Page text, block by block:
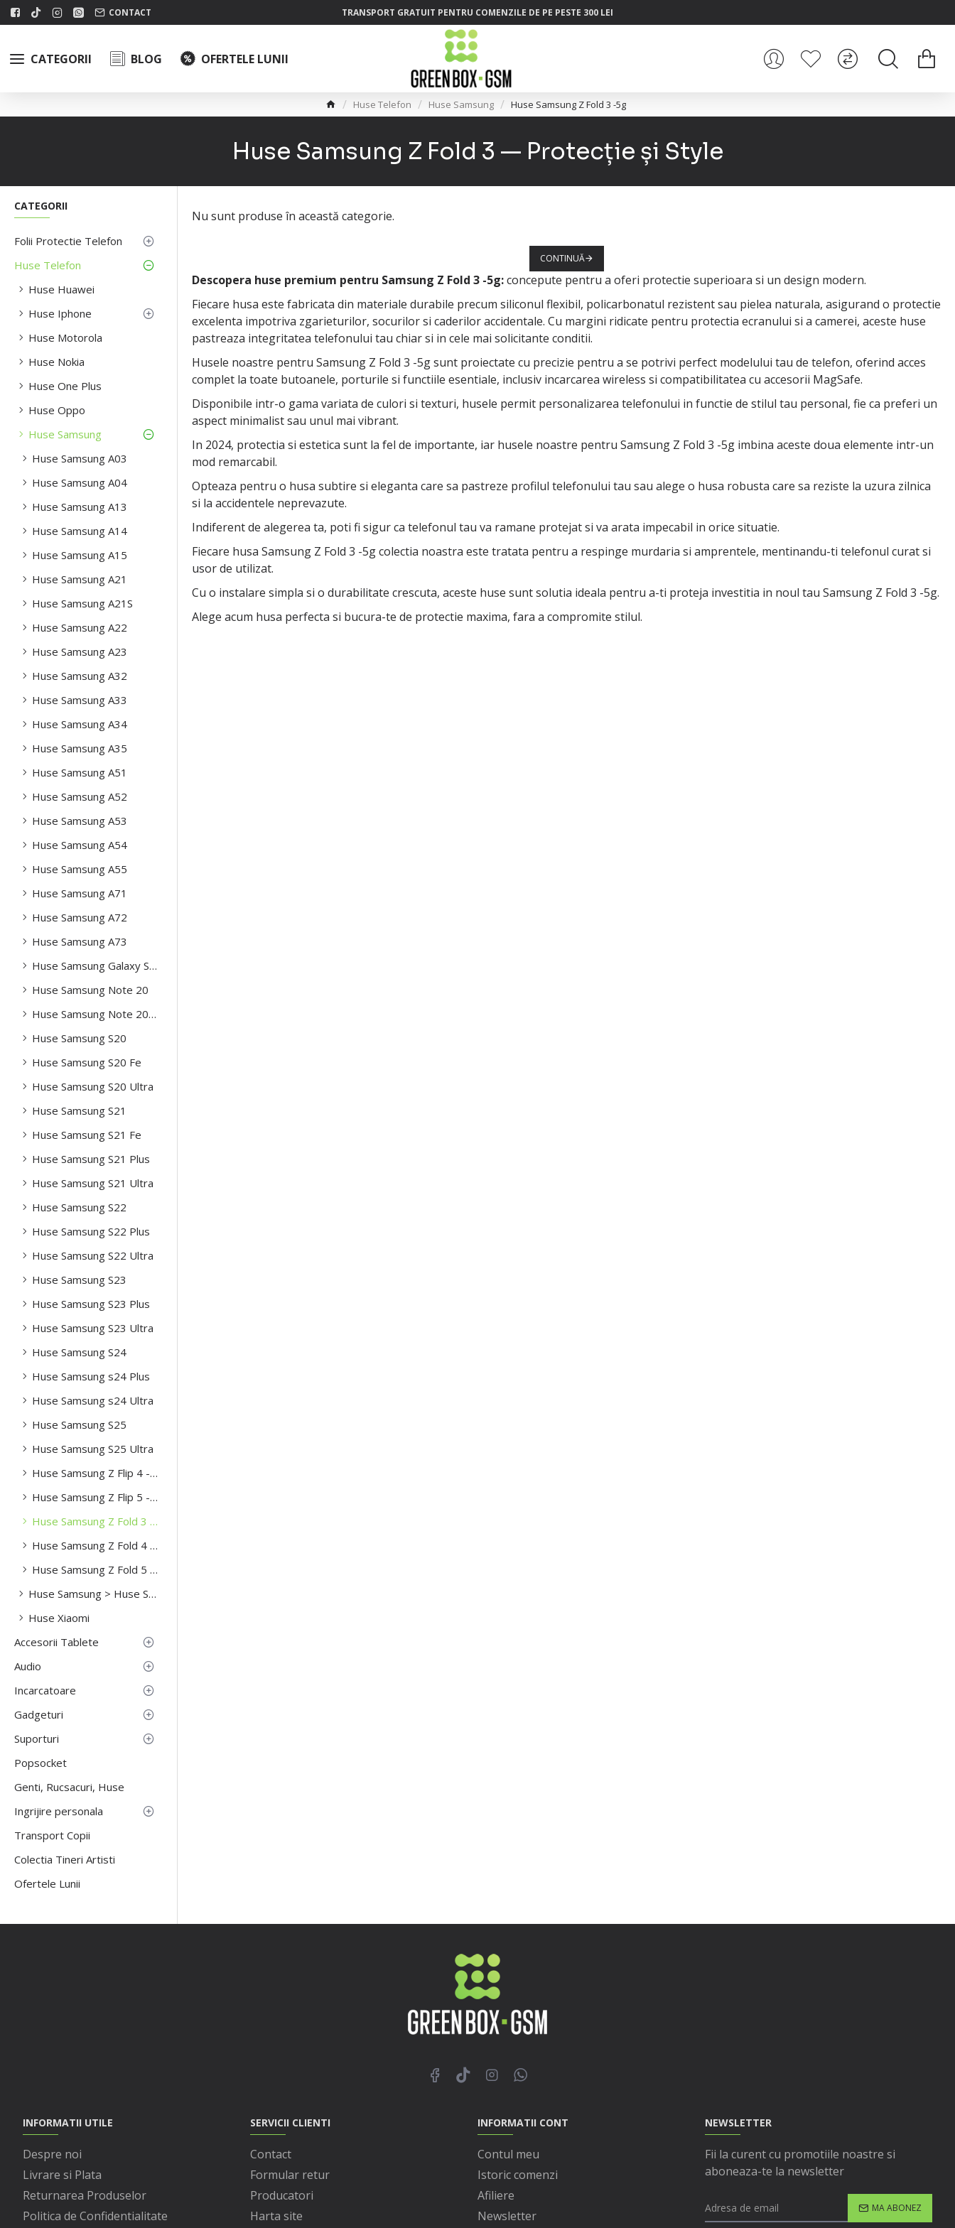
CONTACT TRANSPORT GRATUIT PENTRU COMENZILE DE PE PESTE 300 LEI
CATEGORII BLOG OFERTELE LUNII
Huse Telefon Huse Samsung Huse Samsung Z Fold 3 -5g
Huse Samsung Z Fold 3 — Protecție și Style
CATEGORII
Folii Protectie Telefon
Huse Telefon
Huse Huawei
Huse Iphone
Huse Motorola
Huse Nokia
Huse One Plus
Huse Oppo
Huse Samsung
Huse Samsung A03
Huse Samsung A04
Huse Samsung A13
Huse Samsung A14
Huse Samsung A15
Huse Samsung A21
Huse Samsung A21S
Huse Samsung A22
Huse Samsung A23
Huse Samsung A32
Huse Samsung A33
Huse Samsung A34
Huse Samsung A35
Huse Samsung A51
Huse Samsung A52
Huse Samsung A53
Huse Samsung A54
Huse Samsung A55
Huse Samsung A71
Huse Samsung A72
Huse Samsung A73
Huse Samsung Galaxy S25 Plus
Huse Samsung Note 20
Huse Samsung Note 20 Ultra
Huse Samsung S20
Huse Samsung S20 Fe
Huse Samsung S20 Ultra
Huse Samsung S21
Huse Samsung S21 Fe
Huse Samsung S21 Plus
Huse Samsung S21 Ultra
Huse Samsung S22
Huse Samsung S22 Plus
Huse Samsung S22 Ultra
Huse Samsung S23
Huse Samsung S23 Plus
Huse Samsung S23 Ultra
Huse Samsung S24
Huse Samsung s24 Plus
Huse Samsung s24 Ultra
Huse Samsung S25
Huse Samsung S25 Ultra
Huse Samsung Z Flip 4 -5g
Huse Samsung Z Flip 5 -5g
Huse Samsung Z Fold 3 -5g
Huse Samsung Z Fold 4 -5g
Huse Samsung Z Fold 5 -5g
Huse Samsung > Huse Samsung S23 Fe
Huse Xiaomi
Accesorii Tablete
Audio
Incarcatoare
Gadgeturi
Suporturi
Popsocket
Genti, Rucsacuri, Huse
Ingrijire personala
Transport Copii
Colectia Tineri Artisti
Ofertele Lunii
Descopera huse premium pentru Samsung Z Fold 3 -5g:concepute pentru a oferi protectie superioara si un design modern.
Fiecare husa este fabricata din materiale durabile precum siliconul flexibil, policarbonatul rezistent sau pielea naturala, asigurand o protectie
excelenta impotriva zgarieturilor, socurilor si caderilor accidentale. Cu margini ridicate pentru protectia ecranului si a camerei, aceste huse
pastreaza integritatea telefonului tau chiar si in cele mai solicitante conditii.
Husele noastre pentru Samsung Z Fold 3 -5g sunt proiectate cu precizie pentru a se potrivi perfect modelului tau de telefon, oferind acces
complet la toate butoanele, porturile si functiile esentiale, inclusiv incarcarea wireless si compatibilitatea cu accesorii MagSafe.
Disponibile intr-o gama variata de culori si texturi, husele permit personalizarea telefonului in functie de stilul tau personal, fie ca preferi un
aspect minimalist sau unul mai vibrant.
In 2024, protectia si estetica sunt la fel de importante, iar husele noastre pentru Samsung Z Fold 3 -5g imbina aceste doua elemente intr-un
mod remarcabil.
Opteaza pentru o husa subtire si eleganta care sa pastreze profilul telefonului tau sau alege o husa robusta care sa reziste la uzura zilnica
si la accidentele neprevazute.
Indiferent de alegerea ta, poti fi sigur ca telefonul tau va ramane protejat si va arata impecabil in orice situatie.
Fiecare husa Samsung Z Fold 3 -5g colectia noastra este tratata pentru a respinge murdaria si amprentele, mentinandu-ti telefonul curat si
usor de utilizat.
Cu o instalare simpla si o durabilitate crescuta, aceste huse sunt solutia ideala pentru a-ti proteja investitia in noul tau Samsung Z Fold 3 -5g.
Alege acum husa perfecta si bucura-te de protectie maxima, fara a compromite stilul.
Nu sunt produse în această categorie.
CONTINUĂ
INFORMATII UTILE
Despre noi
Livrare si Plata
Returnarea Produselor
Politica de Confidentialitate
SERVICII CLIENTI
Contact
Formular retur
Producatori
Harta site
INFORMATII CONT
Contul meu
Istoric comenzi
Afiliere
Newsletter
NEWSLETTER
Fii la curent cu promotiile noastre si
aboneaza-te la newsletter
MA ABONEZ